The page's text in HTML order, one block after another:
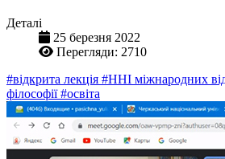
Деталі
25 березня 2022
Перегляди: 2710
#відкрита лекція #ННІ міжнародних
філософії#освіта